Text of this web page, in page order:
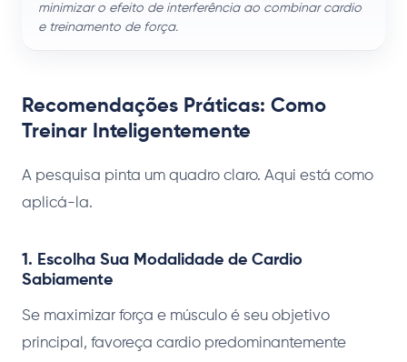
minimizar o efeito de interferência ao combinar cardio
e treinamento de força.
Recomendações Práticas: Como
Treinar Inteligentemente
A pesquisa pinta um quadro claro. Aqui está como
aplicá-la.
1. Escolha Sua Modalidade de Cardio
Sabiamente
Se maximizar força e músculo é seu objetivo
principal, favoreça cardio predominantemente